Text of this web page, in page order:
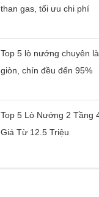
than gas, tối ưu chi phí
Top 5 lò nướng chuyên
giòn, chín đều đến 95%
Top 5 Lò Nướng 2 Tầng
Giá Từ 12.5 Triệu